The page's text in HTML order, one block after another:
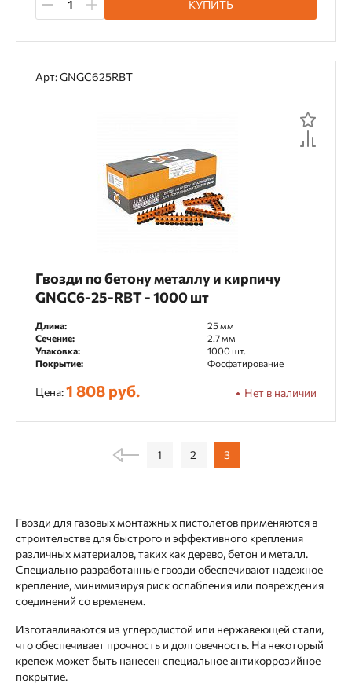
Аккумуляторный
Газовый
Пневматический
Пороховой
Кованые гвозди
КУПИТЬ
Арт: GNGC625RBT
Гвозди по бетону металлу и кирпичу
GNGC6-25-RBT - 1000 шт
Длина:
25 мм
Сечение:
2.7 мм
Упаковка:
1000 шт.
Покрытие:
Фосфатирование
Цена:1 808 руб. Нет в наличии
1 2 3
Гвозди для газовых монтажных пистолетов применяются в
строительстве для быстрого и эффективного крепления
различных материалов, таких как дерево, бетон и металл.
Специально разработанные гвозди обеспечивают надежное
крепление, минимизируя риск ослабления или повреждения
соединений со временем.
Изготавливаются из углеродистой или нержавеющей стали,
что обеспечивает прочность и долговечность. На некоторый
крепеж может быть нанесен специальное антикоррозийное
покрытие.